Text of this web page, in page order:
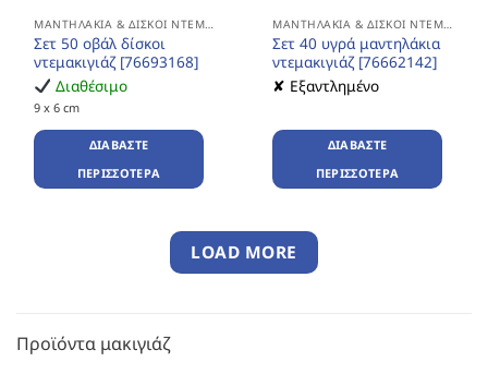
ΜΑΝΤΗΛΆΚΙΑ & ΔΊΣΚΟΙ ΝΤΕΜΑΚΙΓΙΆΖ
Σετ 50 οβάλ δίσκοι
ντεμακιγιάζ [76693168]
Διαθέσιμο
9 x 6 cm
ΔΙΑΒΆΣΤΕ
ΠΕΡΙΣΣΌΤΕΡΑ
ΜΑΝΤΗΛΆΚΙΑ & ΔΊΣΚΟΙ ΝΤΕΜΑΚΙΓΙΆΖ
Σετ 40 υγρά μαντηλάκια
ντεμακιγιάζ [76662142]
✘ Εξαντλημένο
ΔΙΑΒΆΣΤΕ
ΠΕΡΙΣΣΌΤΕΡΑ
LOAD MORE
Προϊόντα μακιγιάζ